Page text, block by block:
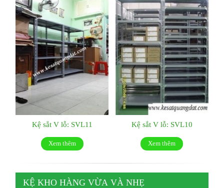
Kệ sắt V lỗ: SVL11
Xem thêm
Kệ sắt V lỗ: SVL10
Xem thêm
KỆ KHO HÀNG VỪA VÀ NHẸ